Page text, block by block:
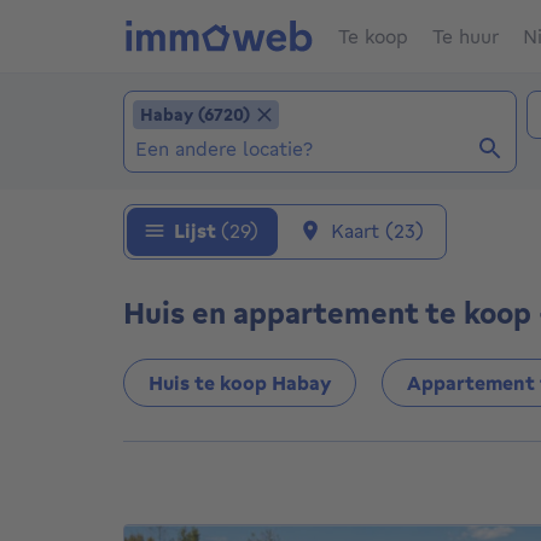
Te koop Te huur
Locaties (Reeds geselecteerde locaties:
Habay (6720)
Habay (6720)
Locatie toevoegen
Lijst (29) Kaart (23)
Huis en appartement te
Huis te koop Habay Appartement